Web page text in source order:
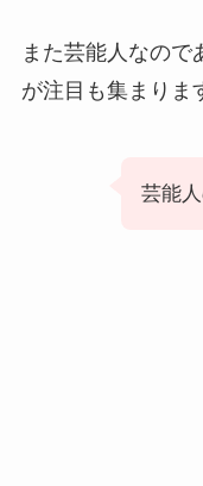
また芸能人なので
が注目も集まりま
芸能